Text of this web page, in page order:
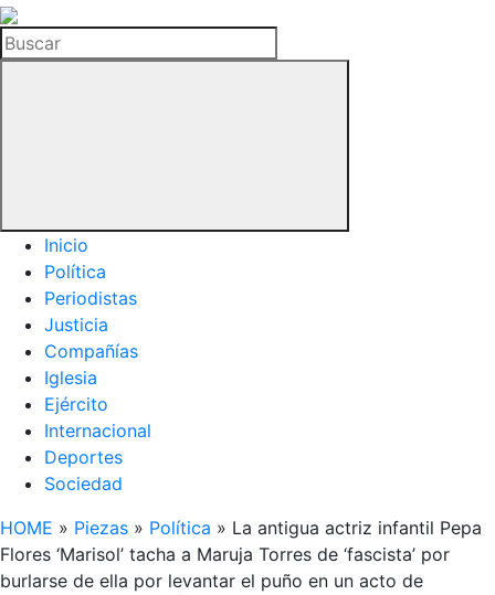
La
Hemeroteca
del
Buscar
Inicio
Política
Periodistas
Justicia
Compañías
Iglesia
Ejército
Internacional
Deportes
Sociedad
HOME » Piezas » Política » La antigua actriz infantil Pepa
Flores ‘Marisol’ tacha a Maruja Torres de ‘fascista’ por
burlarse de ella por levantar el puño en un acto de